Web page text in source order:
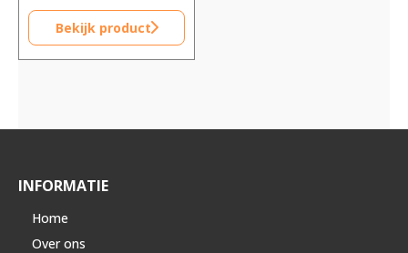
Bekijk product
INFORMATIE
Home
Over ons